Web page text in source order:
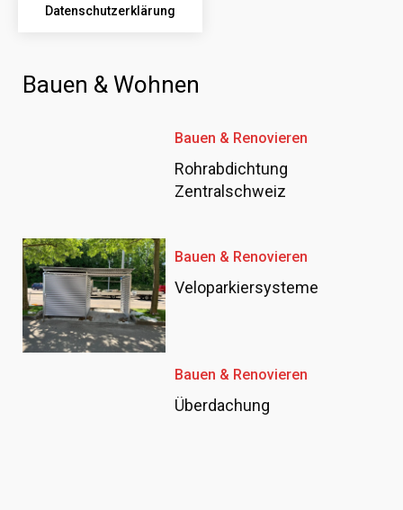
Datenschutzerklärung
Bauen & Wohnen
Bauen & Renovieren
Rohrabdichtung
Zentralschweiz
Bauen & Renovieren
Veloparkiersysteme
Bauen & Renovieren
Überdachung